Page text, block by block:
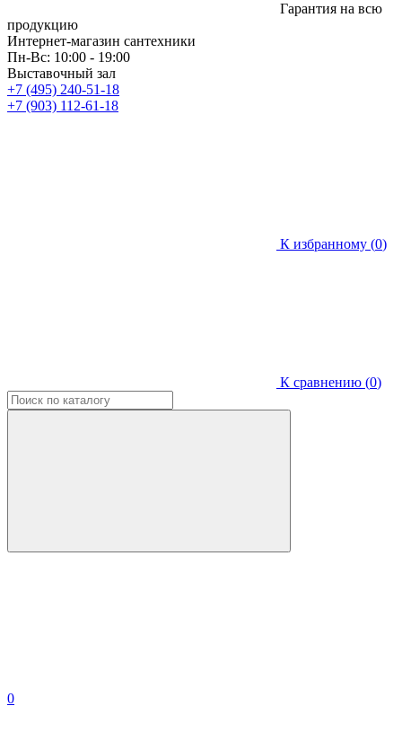
Гарантия на всю
продукцию
Интернет-магазин сантехники
Пн-Вс: 10:00 - 19:00
Выставочный зал
+7 (495) 240-51-18
+7 (903) 112-61-18
К избранному (0)
К сравнению (0)
0